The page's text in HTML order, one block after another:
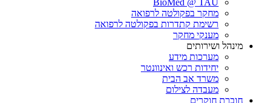
BioMed @ TAU
מחקר בפקולטה לרפואה
רשימת קתדרות בפקולטה לרפואה
מענקי מחקר
מינהל ושירותים
מערכות מידע
יחידות רכש ואינוונטר
משרד אב הבית
מעבדה לצילום
חוברת חוקרים